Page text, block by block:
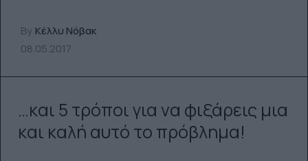
By Κέλλυ Νόβακ
08.05.2017
…και 5 τρόποι για να φιξάρεις μια
και καλή αυτό το πρόβλημα!